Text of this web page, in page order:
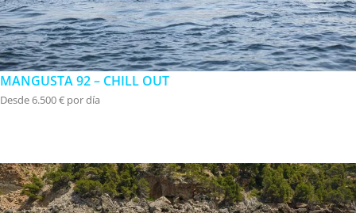
MANGUSTA 92 – CHILL OUT
Desde 6.500 € por día